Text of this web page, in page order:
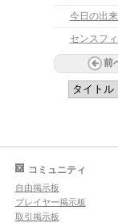
今日の出
センスフ
前
コミュニティ
自由掲示板
プレイヤー掲示板
取引掲示板